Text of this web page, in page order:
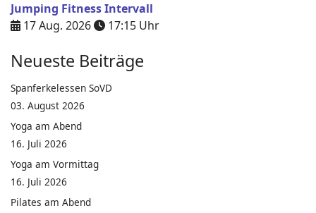
Jumping Fitness Intervall
17 Aug. 2026
17:15 Uhr
Neueste Beiträge
Spanferkelessen SoVD
03. August 2026
Yoga am Abend
16. Juli 2026
Yoga am Vormittag
16. Juli 2026
Pilates am Abend